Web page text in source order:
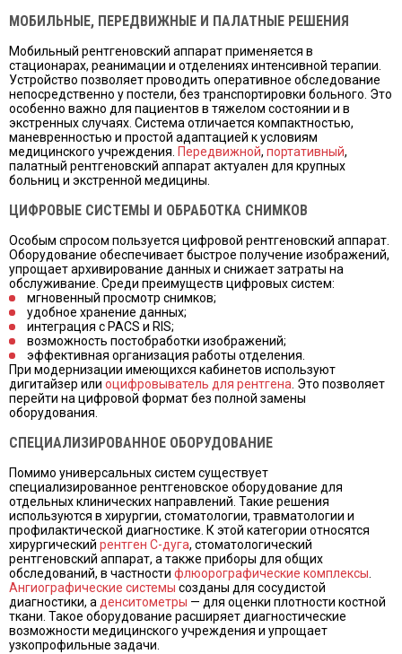
МОБИЛЬНЫЕ, ПЕРЕДВИЖНЫЕ И ПАЛАТНЫЕ РЕШЕНИЯ
Мобильный рентгеновский аппарат применяется в
стационарах, реанимации и отделениях интенсивной терапии.
Устройство позволяет проводить оперативное обследование
непосредственно у постели, без транспортировки больного. Это
особенно важно для пациентов в тяжелом состоянии и в
экстренных случаях. Система отличается компактностью,
маневренностью и простой адаптацией к условиям
медицинского учреждения. Передвижной, портативный,
палатный рентгеновский аппарат актуален для крупных
больниц и экстренной медицины.
ЦИФРОВЫЕ СИСТЕМЫ И ОБРАБОТКА СНИМКОВ
Особым спросом пользуется цифровой рентгеновский аппарат.
Оборудование обеспечивает быстрое получение изображений,
упрощает архивирование данных и снижает затраты на
обслуживание. Среди преимуществ цифровых систем:
мгновенный просмотр снимков;
удобное хранение данных;
интеграция с PACS и RIS;
возможность постобработки изображений;
эффективная организация работы отделения.
При модернизации имеющихся кабинетов используют
дигитайзер или оцифровыватель для рентгена . Это позволяет
перейти на цифровой формат без полной замены
оборудования.
СПЕЦИАЛИЗИРОВАННОЕ ОБОРУДОВАНИЕ
Помимо универсальных систем существует
специализированное рентгеновское оборудование для
отдельных клинических направлений. Такие решения
используются в хирургии, стоматологии, травматологии и
профилактической диагностике. К этой категории относятся
хирургический рентген С-дуга, стоматологический
рентгеновский аппарат, а также приборы для общих
обследований, в частности флюорографические комплексы
Ангиографические системы созданы для сосудистой
диагностики, а денситометры — для оценки плотности костной
ткани. Такое оборудование расширяет диагностические
возможности медицинского учреждения и упрощает
узкопрофильные задачи.